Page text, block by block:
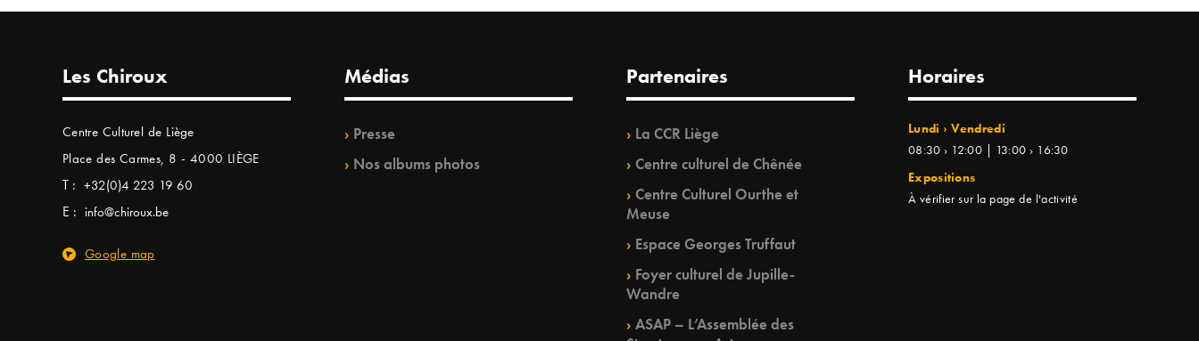
Les Chiroux
Centre Culturel de Liège
Place des Carmes, 8 - 4000 LIÈGE
T : +32(0)4 223 19 60
E : info@chiroux.be
Google map
Médias
Presse
Nos albums photos
Partenaires
La CCR Liège
Centre culturel de Chênée
Centre Culturel Ourthe et
Meuse
Espace Georges Truffaut
Foyer culturel de Jupille-
Wandre
ASAP – L’Assemblée des
Horaires
Lundi › Vendredi
08:30 › 12:00 | 13:00 › 16:30
Expositions
À vérifier sur la page de l'activité